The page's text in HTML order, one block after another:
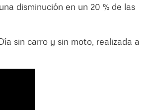
disminución en un 20 % de las
sin carro y sin moto, realizada a